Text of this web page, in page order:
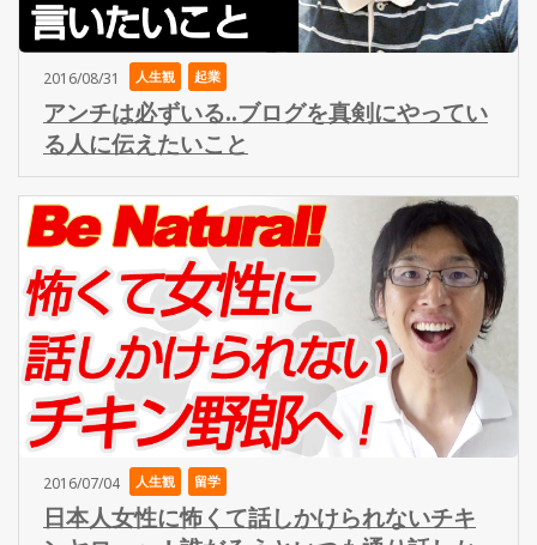
2016/08/31 人生観 起業
アンチは必ずいる..ブログを真剣にやってい
る人に伝えたいこと
2016/07/04 人生観 留学
日本人女性に怖くて話しかけられないチキ